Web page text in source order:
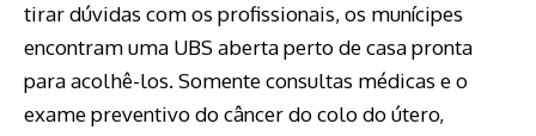
tirar dúvidas com os profissionais, os munícipes
encontram uma UBS aberta perto de casa pronta
para acolhê-los. Somente consultas médicas e o
exame preventivo do câncer do colo do útero,